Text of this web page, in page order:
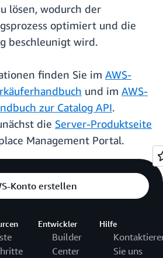
lösen, wodurch der
optimiert und die
beschleunigt wird.
finden Sie im AWS-
und im AWS-
zur Catalog API.
die Server-Produktseite
Management Portal.
Konto erstellen
Entwickler
Builder
Center
Hilfe
Sie uns